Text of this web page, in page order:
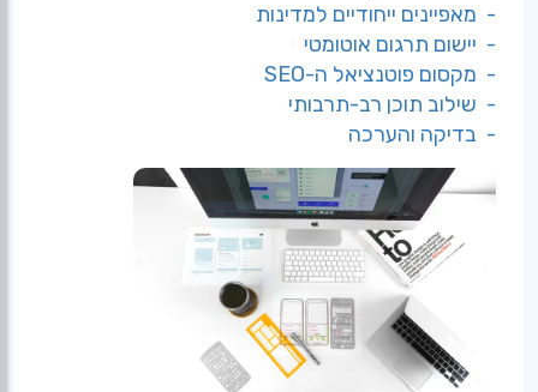
- מאפיינים ייחודיים למדינות
- יישום תרגום אוטומטי
- מקסום פוטנציאל ה-SEO
- שילוב תוכן רב-תרבותי
- בדיקה והערכה